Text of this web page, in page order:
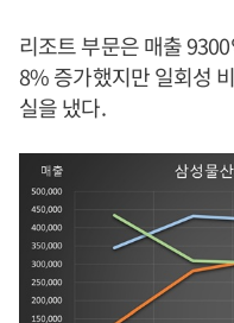
리조트 부문은 매출
8% 증가했지만 일회성
실을 냈다.